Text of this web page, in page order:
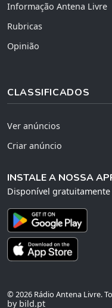
Informação Antena Livre
Rubricas
Opinião
CLASSIFICADOS
Ver anúncios
Criar anúncio
INSTALE A NOSSA
Disponível
© 2026 Rádio Antena Livre.
by bild.pt